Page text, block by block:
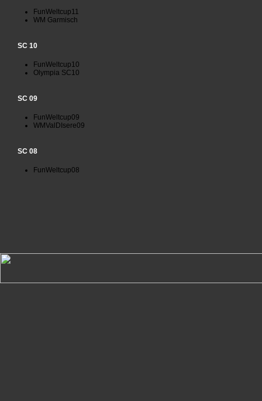
FunWeltcup11
WM Garmisch
SC 10
FunWeltcup10
Olympia SC10
SC 09
FunWeltcup09
WMValDIsere09
SC 08
FunWeltcup08